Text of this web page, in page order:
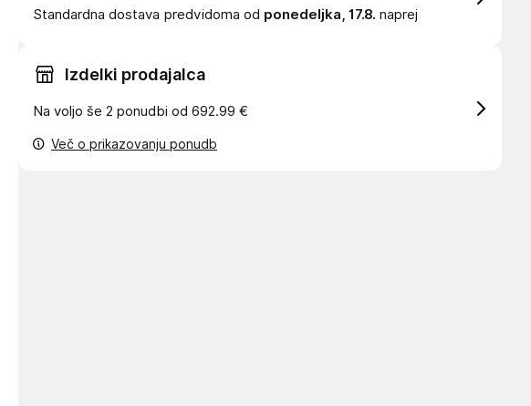
Standardna dostava predvidoma od ponedeljka, 17.8. naprej
Izdelki prodajalca
Na voljo še 2 ponudbi od 692.99 €
Več o prikazovanju ponudb